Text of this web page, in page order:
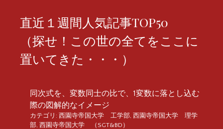
直近１週間人気記事TOP50
（探せ！この世の全てをここに
置いてきた・・・）
同次式を、変数同士の比で、1変数に落とし込む
際の図解的なイメージ
カテゴリ: 西園寺帝国大学 工学部, 西園寺帝国大学 理学
部, 西園寺帝国大学 （SGT&BD）